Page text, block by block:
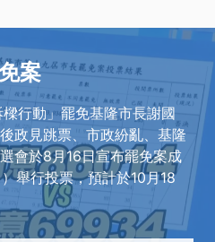
案
行動」罷免基隆市長謝國
政見跳票、市政紛亂、基隆
會於8月16日宣布罷免案成
舉行投票，預計於10月18